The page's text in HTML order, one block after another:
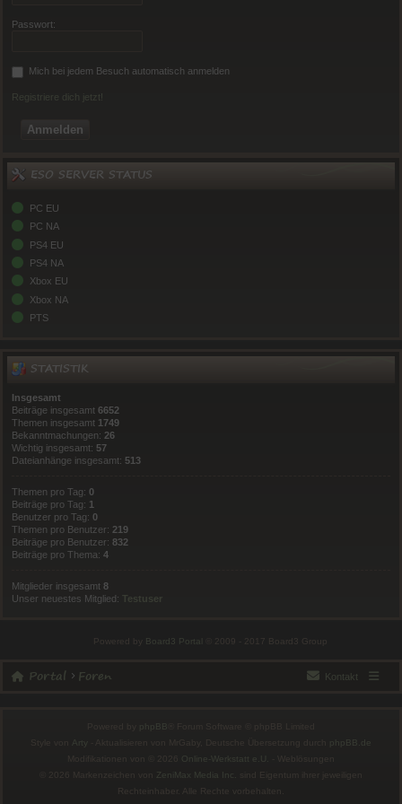
Passwort:
Mich bei jedem Besuch automatisch anmelden
Registriere dich jetzt!
ESO SERVER STATUS
PC EU
PC NA
PS4 EU
PS4 NA
Xbox EU
Xbox NA
PTS
STATISTIK
Insgesamt
Beiträge insgesamt 6652
Themen insgesamt 1749
Bekanntmachungen: 26
Wichtig insgesamt: 57
Dateianhänge insgesamt: 513
Themen pro Tag: 0
Beiträge pro Tag: 1
Benutzer pro Tag: 0
Themen pro Benutzer: 219
Beiträge pro Benutzer: 832
Beiträge pro Thema: 4
Mitglieder insgesamt 8
Unser neuestes Mitglied: Testuser
Powered by Board3 Portal © 2009 - 2017 Board3 Group
Portal Foren Kontakt
phpBB
Style von Arty - Aktualisieren von MrGaby, Deutsche Übersetzung durch
phpBB.de
Modifikationen von ©
Online-Werkstatt e.U. - Weblösungen
2026 Markenzeichen von ZeniMax Media Inc.
sind Eigentum ihrer jeweiligen
Rechteinhaber. Alle Rechte vorbehalten.